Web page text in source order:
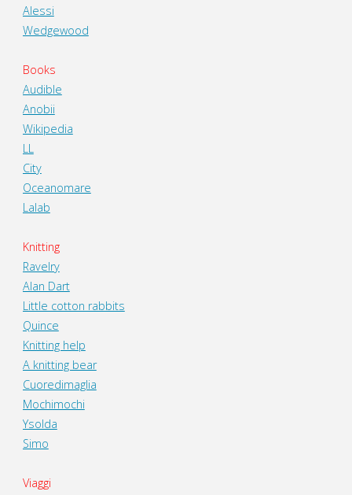
Alessi
Wedgewood
Books
Audible
Anobii
Wikipedia
LL
City
Oceanomare
Lalab
Knitting
Ravelry
Alan Dart
Little cotton rabbits
Quince
Knitting help
A knitting bear
Cuoredimaglia
Mochimochi
Ysolda
Simo
Viaggi